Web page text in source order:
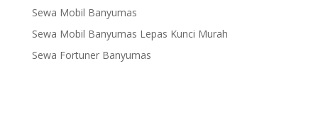
Sewa Mobil Banyumas
Sewa Mobil Banyumas Lepas Kunci Murah
Sewa Fortuner Banyumas